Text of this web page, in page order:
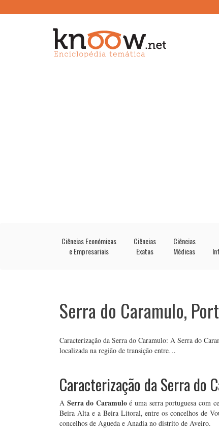
Ciências Económicas
e Empresariais
Ciências
Exatas
Ciências
Médicas
Serra do Caramulo,
Caracterização da Serra do Caramulo: A Serra do
localizada na região de transição entre…
Caracterização da Serra do
A Serra do Caramuloé uma serra portuguesa com
Beira Alta e a Beira Litoral, entre os concelhos de
concelhos de Águeda e Anadia no distrito de Aveiro.